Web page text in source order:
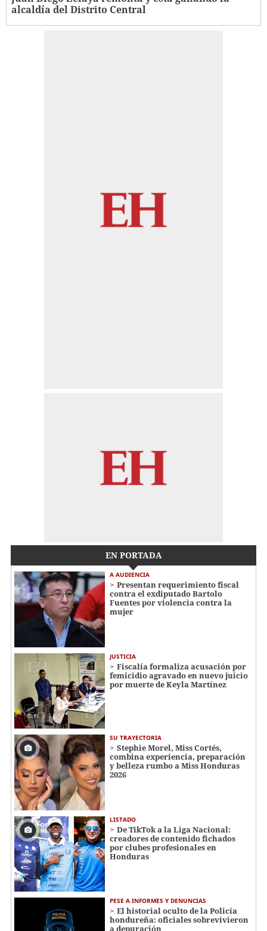
alcaldía del Distrito Central
EN PORTADA
A AUDIENCIA
Presentan requerimiento fiscal
contra el exdiputado Bartolo
Fuentes por violencia contra la
mujer
JUSTICIA
Fiscalía formaliza acusación por
femicidio agravado en nuevo juicio
por muerte de Keyla Martínez
SU TRAYECTORIA
Stephie Morel, Miss Cortés,
combina experiencia, preparación
y belleza rumbo a Miss Honduras
2026
LISTADO
De TikTok a la Liga Nacional:
creadores de contenido fichados
por clubes profesionales en
Honduras
PESE A INFORMES Y DENUNCIAS
El historial oculto de la Policía
hondureña: oficiales sobrevivieron